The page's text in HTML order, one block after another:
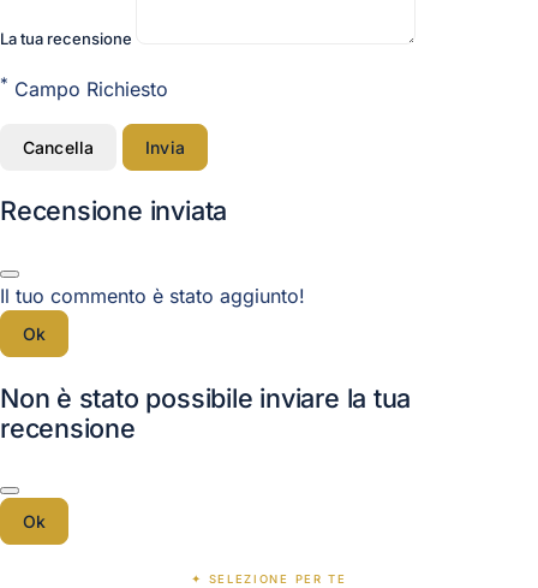
La tua recensione
* Campo Richiesto
Cancella Invia
Recensione inviata
Il tuo commento è stato aggiunto!
Ok
Non è stato possibile inviare la tua
recensione
Ok
✦ SELEZIONE PER TE